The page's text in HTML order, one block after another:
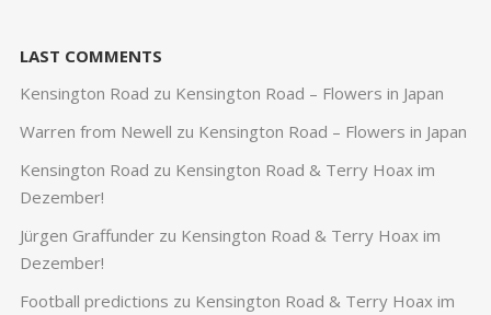
LAST COMMENTS
Kensington Road zu Kensington Road – Flowers in Japan
Warren from Newell zu Kensington Road – Flowers in Japan
Kensington Road zu Kensington Road & Terry Hoax im
Dezember!
Jürgen Graffunderzu Kensington Road & Terry Hoax im
Dezember!
Football predictions zu Kensington Road & Terry Hoax im